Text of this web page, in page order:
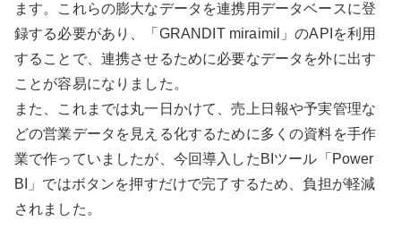
ます。これらの膨大なデータを連携用データベースに登
録する必要があり、「GRANDIT miraimil」のAPIを利用
することで、連携させるために必要なデータを外に出す
ことが容易になりました。
また、これまでは丸一日かけて、売上日報や予実管理な
どの営業データを見える化するために多くの資料を手作
業で作っていましたが、今回導入したBIツール「Power
BI」ではボタンを押すだけで完了するため、負担が軽減
されました。